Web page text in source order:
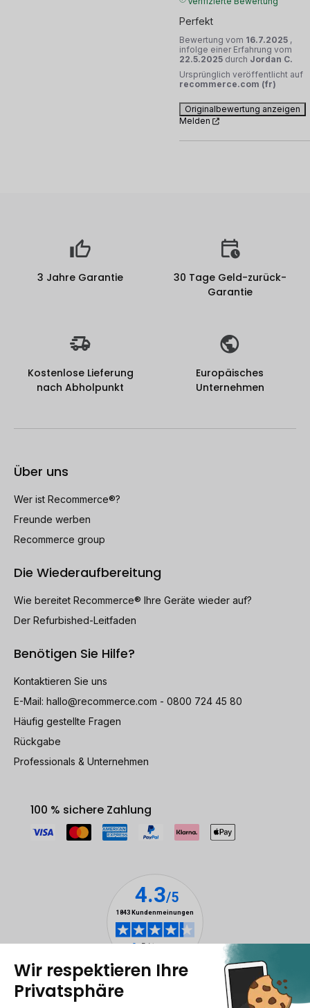
Perfekt
Bewertung vom 16.7.2025 ,
infolge einer Erfahrung vom
22.5.2025 durch Jordan C.
Ursprünglich veröffentlicht auf
recommerce.com (fr)
Originalbewertung anzeigen
Melden
3 Jahre Garantie
30 Tage Geld-zurück-
Garantie
Kostenlose Lieferung
nach Abholpunkt
Europäisches
Unternehmen
Über uns
Wer ist Recommerce®?
Freunde werben
Recommerce group
Die Wiederaufbereitung
Wie bereitet Recommerce® Ihre Geräte wieder auf?
Der Refurbished-Leitfaden
Benötigen Sie Hilfe?
Kontaktieren Sie uns
E-Mail: hallo@recommerce.com - 0800 724 45 80
Häufig gestellte Fragen
Rückgabe
Professionals & Unternehmen
100 % sichere Zahlung